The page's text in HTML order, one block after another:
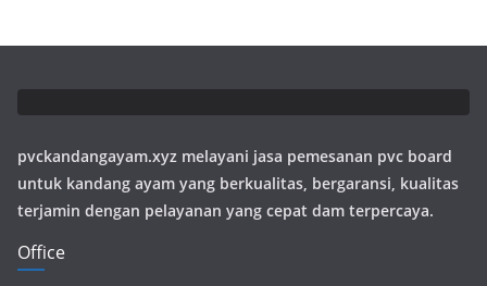
pvckandangayam.xyz melayani jasa pemesanan pvc board
untuk kandang ayam yang berkualitas, bergaransi, kualitas
terjamin dengan pelayanan yang cepat dam terpercaya.
Office